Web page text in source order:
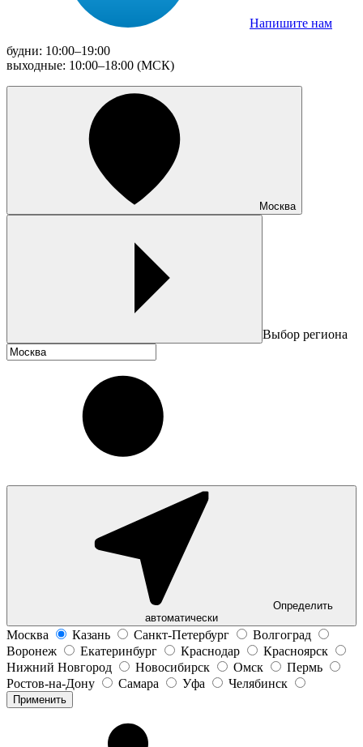
Напишите нам
будни: 10:00–19:00
выходные: 10:00–18:00 (МСК)
Москва
Выбор региона
Определить
автоматически
Москва Казань Санкт-Петербург
Волгоград
Воронеж
Екатеринбург Краснодар
Красноярск
Нижний Новгород
Новосибирск Омск
Пермь
Ростов-на-Дону
Самара Уфа Челябинск
Применить